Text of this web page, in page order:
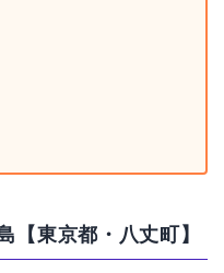
【東京都・八丈町】